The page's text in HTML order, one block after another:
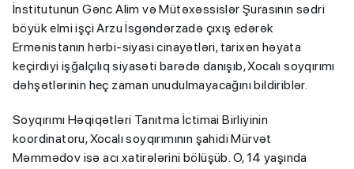
İnstitutunun Gənc Alim və Mütəxəssislər Şurasının sədri
böyük elmi işçi Arzu İsgəndərzadə çıxış edərək
Ermənistanın hərbi-siyasi cinayətləri, tarixən həyata
keçirdiyi işğalçılıq siyasəti barədə danışıb, Xocalı soyqırımı
dəhşətlərinin heç zaman unudulmayacağını bildiriblər.
Soyqırımı Həqiqətləri Tanıtma İctimai Birliyinin
koordinatoru, Xocalı soyqırımının şahidi Mürvət
Məmmədov isə acı xatirələrini bölüşüb. O, 14 yaşında